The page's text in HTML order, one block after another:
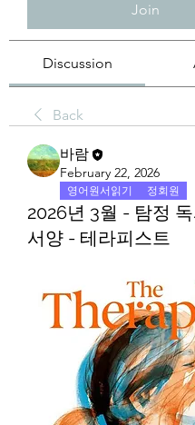
Join
Discussion
Back
바람
February 22, 2026
영어원서읽기 정회원
2026년 3월 - 탐정
서양 - 테라피스트